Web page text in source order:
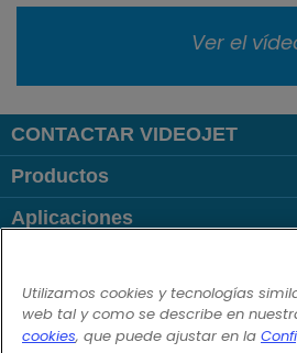
Ver el
CONTACTAR VIDEOJET
Productos
Aplicaciones
Enlaces
Follow us on:
Utilizamos cookies y tecnologías
web tal y como se describe en
cookies, que puede ajustar en la